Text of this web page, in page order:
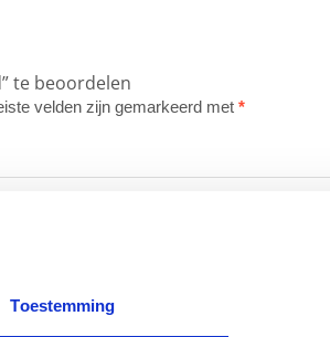
Toestemming
te beoordelen
velden zijn gemarkeerd met *